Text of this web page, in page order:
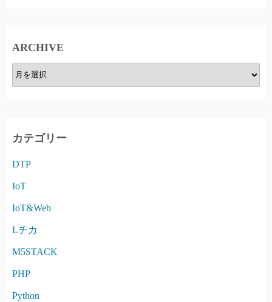
ARCHIVE
A
R
E
カテゴリー
DTP
IoT
IoT&Web
Lチカ
M5STACK
PHP
Python